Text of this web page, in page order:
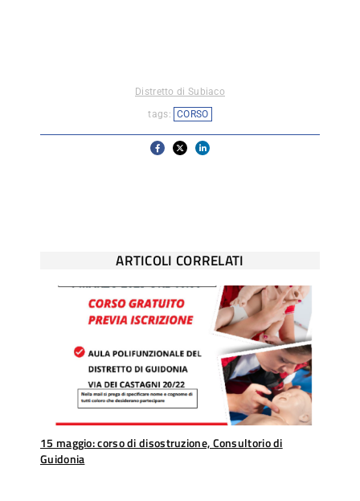
Distretto di Subiaco
tags: CORSO
ARTICOLI CORRELATI
15 maggio: corso di disostruzione, Consultorio di
Guidonia